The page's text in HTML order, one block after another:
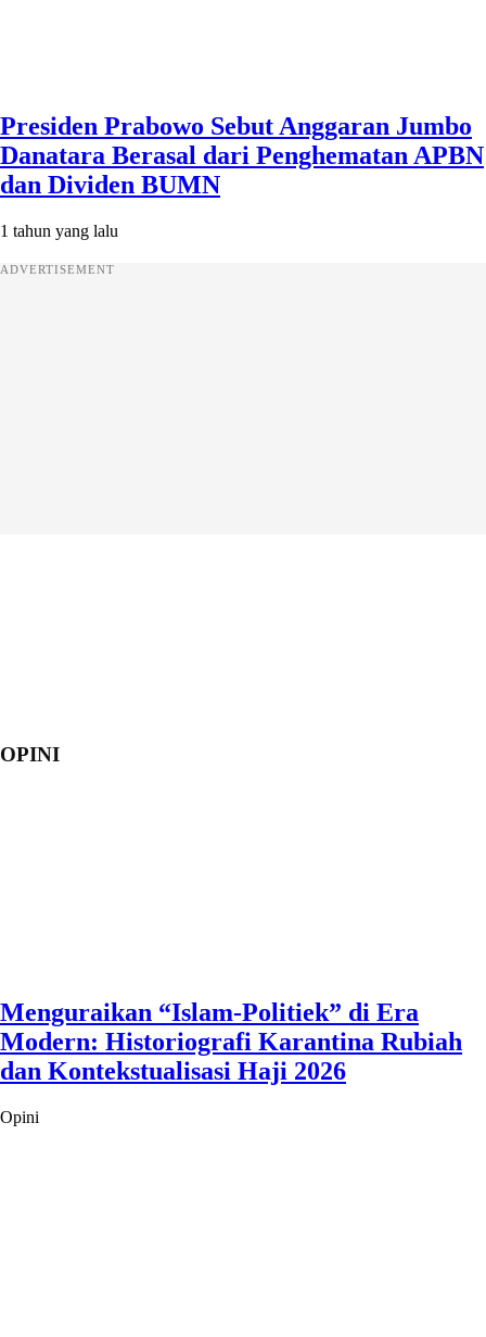
Presiden Prabowo Sebut Anggaran Jumbo
Danatara Berasal dari Penghematan APBN
dan Dividen BUMN
1 tahun yang lalu
ADVERTISEMENT
OPINI
Menguraikan “Islam-Politiek” di Era
Modern: Historiografi Karantina Rubiah
dan Kontekstualisasi Haji 2026
Opini